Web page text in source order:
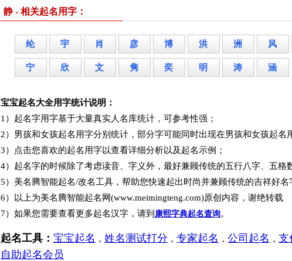
静 - 相关起名用字：
纶 宇 肖 彦 博 洪 洲 风
宁 欣 文 隽 奕 明 涛 涵
宝宝起名大全用字统计说明：
1）起名字用字基于大量真实人名库统计，可参考性强；
2）男孩和女孩起名用字分别统计，部分字可能同时出现在男孩和女孩起名
3）点击您喜欢的起名用字以查看详细分析以及起名示例；
4）起名字的时候除了考虑读音、字义外，最好兼顾传统的五行八字、五格
5）美名腾智能起名/改名工具，帮助您快速起出时尚并兼顾传统的吉祥好名
6）以上为美名腾智能起名网(www.meimingteng.com)原创内容，谢绝转载
7）如果您需要查看更多起名汉字，请到 康熙字典起名查询 。
起名工具： 宝宝起名 ， 姓名测试打分 ， 专家起名 ， 公司起名 ， 支
自助起名会员